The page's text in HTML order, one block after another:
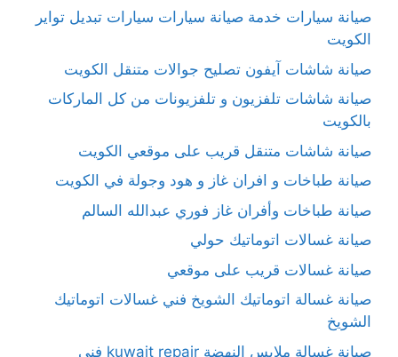
صيانة سيارات خدمة صيانة سيارات سيارات تبديل تواير
الكويت
صيانة شاشات آيفون تصليح جوالات متنقل الكويت
صيانة شاشات تلفزيون و تلفزيونات من كل الماركات
بالكويت
صيانة شاشات متنقل قريب على موقعي الكويت
صيانة طباخات و افران غاز و هود وجولة في الكويت
صيانة طباخات وأفران غاز فوري عبدالله السالم
صيانة غسالات اتوماتيك حولي
صيانة غسالات قريب على موقعي
صيانة غسالة اتوماتيك الشويخ فني غسالات اتوماتيك
الشويخ
صيانة غسالة ملابس النهضة kuwait repair فني